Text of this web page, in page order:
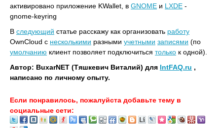
активировано приложение KWallet, в GNOME и LXDE -
gnome-keyring
В следующий статье расскажу как организовать работу
OwnCloud с несколькими разными учетными записями (по
умолчанию клиент позволяет подключиться только к одной).
Автор: BuxarNET (Тяшкевич Виталий) для IntFAQ.ru ,
написано по личному опыту.
Если понравилось, пожалуйста добавьте тему в
социальные сети: